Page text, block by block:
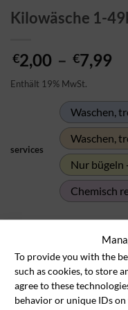
To provide you with the
such as cookies, to store
agree to these
behavior or unique IDs
Kilowäsche 1-
€2,00 – €7,99
Enthält 19% MwSt.
services
Waschen,
Waschen,
Nur bügeln
Chemisch
In